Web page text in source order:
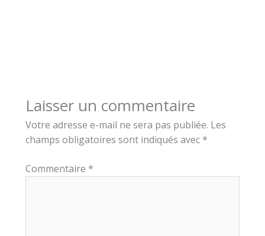
Laisser un commentaire
Votre adresse e-mail ne sera pas publiée. Les
champs obligatoires sont indiqués avec *
Commentaire *